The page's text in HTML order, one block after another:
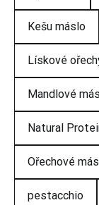
Kešu máslo
Lískové
Mandlové
Natural
Ořechové
pestacchio